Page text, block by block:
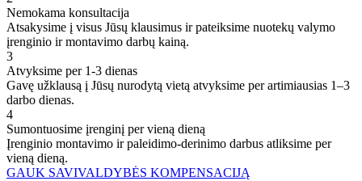
Nemokama konsultacija
Atsakysime į visus Jūsų klausimus ir pateiksime nuotekų valymo
įrenginio ir montavimo darbų kainą.
3
Atvyksime per 1-3 dienas
Gavę užklausą į Jūsų nurodytą vietą atvyksime per artimiausias 1–3
darbo dienas.
4
Sumontuosime įrenginį per vieną dieną
Įrenginio montavimo ir paleidimo-derinimo darbus atliksime per
vieną dieną.
GAUK SAVIVALDYBĖS KOMPENSACIJĄ